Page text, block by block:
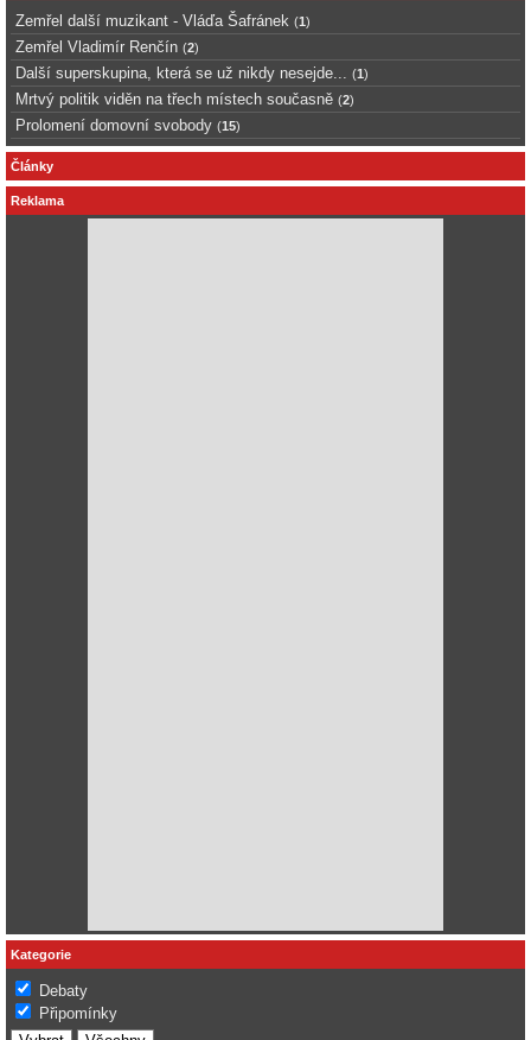
Zemřel další muzikant - Vláďa Šafránek (1)
Zemřel Vladimír Renčín (2)
Další superskupina, která se už nikdy nesejde... (1)
Mrtvý politik viděn na třech místech současně (2)
Prolomení domovní svobody (15)
Články
Reklama
Kategorie
Debaty
Připomínky